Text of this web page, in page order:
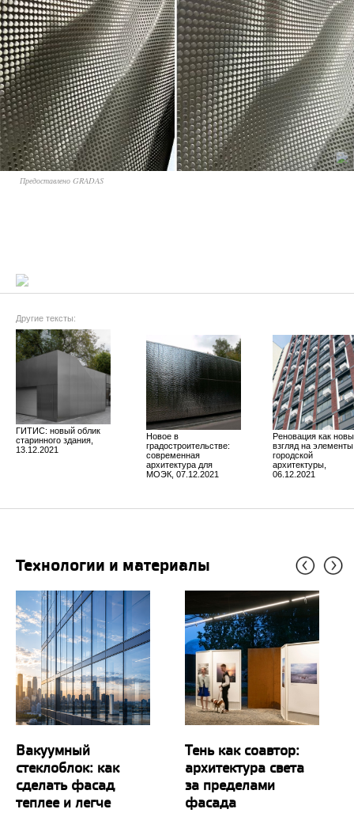
Предоставлено GRADAS
Другие тексты:
ГИТИС: новый облик
старинного здания,
13.12.2021
Новое в
градостроительстве:
современная
архитектура для
МОЭК, 07.12.2021
Реновация как
взгляд на элементы
городской
архитектуры,
06.12.2021
Технологии и материалы
Вакуумный
стеклоблок: как
сделать фасад
теплее и легче
Тень как соавтор:
архитектура света
за пределами
фасада